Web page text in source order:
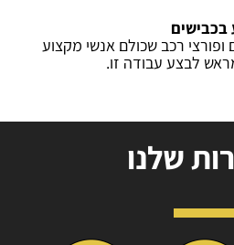
בכבישים
ופורצי רכב שכולם אנשי מקצוע
לבצע עבודה זו.
שלנו